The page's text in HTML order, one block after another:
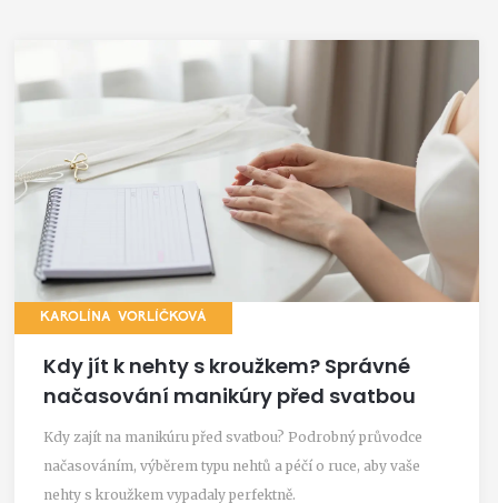
KAROLÍNA VORLÍČKOVÁ
Kdy jít k nehty s kroužkem? Správné
načasování manikúry před svatbou
Kdy zajít na manikúru před svatbou? Podrobný průvodce
načasováním, výběrem typu nehtů a péčí o ruce, aby vaše
nehty s kroužkem vypadaly perfektně.